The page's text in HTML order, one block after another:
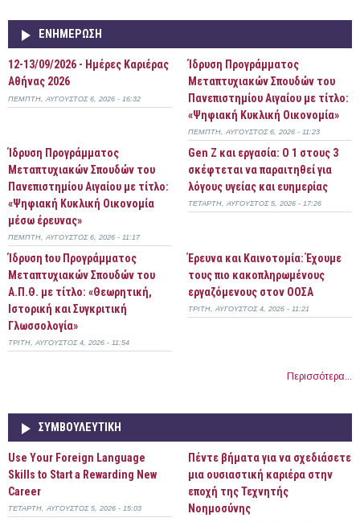
ΕΝΗΜΈΡΩΣΗ
12-13/09/2026 - Ημέρες Καριέρας
Αθήνας 2026
ΠΈΜΠΤΗ, ΑΎΓΟΥΣΤΟΣ 6, 2026 - 16:32
Ίδρυση Προγράμματος
Μεταπτυχιακών Σπουδών του
Πανεπιστημίου Αιγαίου με τίτλο:
«Ψηφιακή Κυκλική Οικονομία»
ΠΈΜΠΤΗ, ΑΎΓΟΥΣΤΟΣ 6, 2026 - 11:23
Ίδρυση Προγράμματος
Μεταπτυχιακών Σπουδών του
Πανεπιστημίου Αιγαίου με τίτλο:
«Ψηφιακή Κυκλική Οικονομία
μέσω έρευνας»
ΠΈΜΠΤΗ, ΑΎΓΟΥΣΤΟΣ 6, 2026 - 11:17
Gen Z και εργασία: Ο 1 στους 3
σκέφτεται να παραιτηθεί για
λόγους υγείας και ευημερίας
ΤΕΤΆΡΤΗ, ΑΎΓΟΥΣΤΟΣ 5, 2026 - 17:26
Ίδρυση tου Προγράμματος
Μεταπτυχιακών Σπουδών του
Α.Π.Θ. με τίτλο: «Θεωρητική,
Ιστορική και Συγκριτική
Γλωσσολογία»
ΤΡΊΤΗ, ΑΎΓΟΥΣΤΟΣ 4, 2026 - 11:54
Έρευνα και Καινοτομία: Έχουμε
τους πιο κακοπληρωμένους
εργαζόμενους στον ΟΟΣΑ
ΤΡΊΤΗ, ΑΎΓΟΥΣΤΟΣ 4, 2026 - 11:21
Περισσότερα...
ΣΥΜΒΟΥΛΕΥΤΙΚΉ
Use Your Foreign Language
Skills to Start a Rewarding New
Career
ΤΕΤΆΡΤΗ, ΑΎΓΟΥΣΤΟΣ 5, 2026 - 15:03
Πέντε βήματα για να σχεδιάσετε
μια ουσιαστική καριέρα στην
εποχή της Τεχνητής
Νοημοσύνης